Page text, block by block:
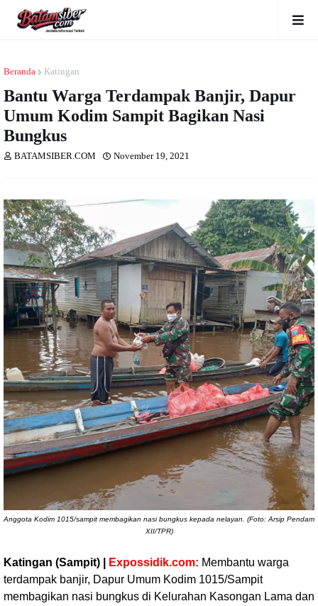
Beranda Katingan
Bantu Warga Terdampak Banjir, Dapur
Umum Kodim Sampit Bagikan Nasi
Bungkus
BATAMSIBER.COM November 19, 2021
Anggota Kodim 1015/sampit membagikan nasi bungkus kepada nelayan. (Foto: Arsip Pendam
XII/TPR)
Katingan (Sampit) | Expossidik.com: Membantu warga
terdampak banjir, Dapur Umum Kodim 1015/Sampit
membagikan nasi bungkus di Kelurahan Kasongan Lama dan